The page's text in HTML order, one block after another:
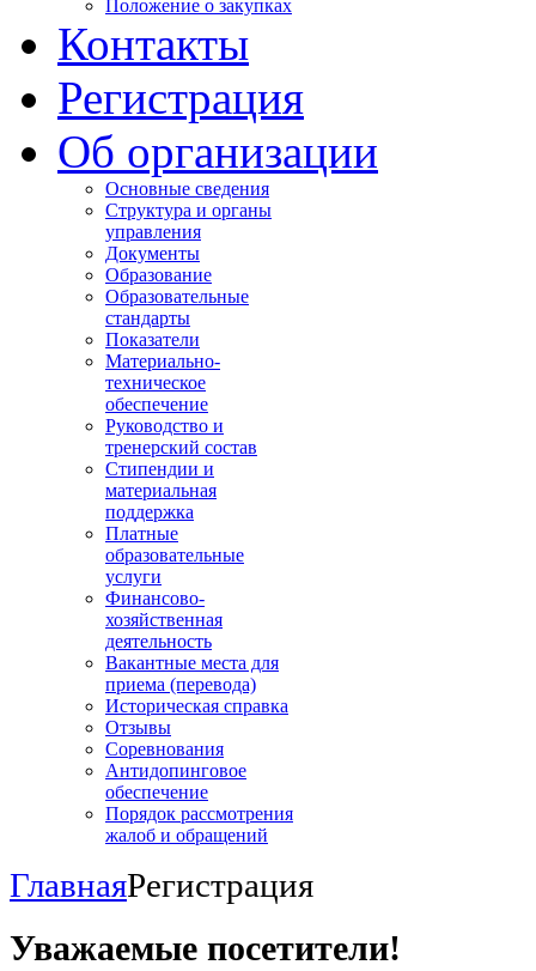
Положение о закупках
Контакты
Регистрация
Об организации
Основные сведения
Структура и органы
управления
Документы
Образование
Образовательные
стандарты
Показатели
Материально-
техническое
обеспечение
Руководство и
тренерский состав
Стипендии и
материальная
поддержка
Платные
образовательные
услуги
Финансово-
хозяйственная
деятельность
Вакантные места для
приема (перевода)
Историческая справка
Отзывы
Соревнования
Антидопинговое
обеспечение
Порядок рассмотрения
жалоб и обращений
ГлавнаяРегистрация
Уважаемые посетители!